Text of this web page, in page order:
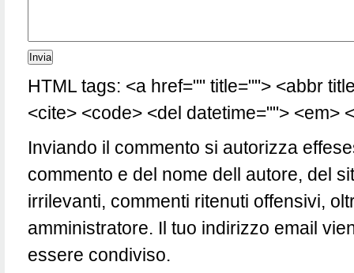
HTML tags: <a href="" title=""> <abbr
<cite> <code> <del datetime=""> <em>
Inviando il commento si autorizza
commento e del nome dell autore, del
irrilevanti, commenti ritenuti offensivi,
amministratore. Il tuo indirizzo email
essere condiviso.